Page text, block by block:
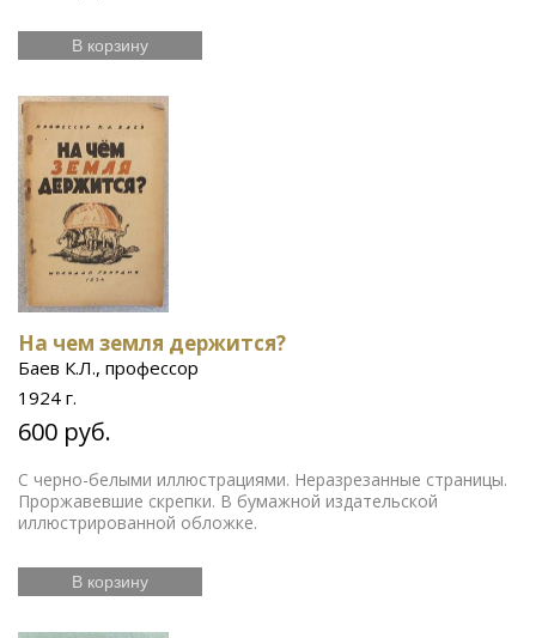
В корзину
На чем земля держится?
Баев К.Л., профессор
1924 г.
600 руб.
С черно-белыми иллюстрациями. Неразрезанные страницы.
Проржавевшие скрепки. В бумажной издательской
иллюстрированной обложке.
В корзину